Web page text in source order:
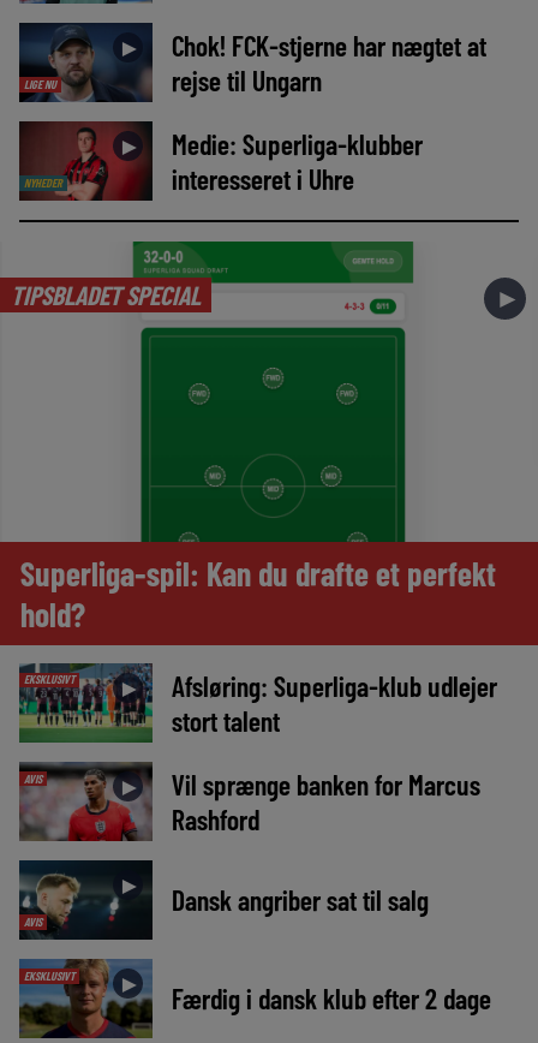
LIGE NU
►
Chok! FCK-stjerne har nægtet at
rejse til Ungarn
NYHEDER
►
Medie: Superliga-klubber
interesseret i Uhre
TIPSBLADET SPECIAL ►
Superliga-spil: Kan du drafte et perfekt
hold?
EKSKLUSIVT ►
Afsløring: Superliga-klub udlejer
stort talent
AVIS ►
Vil sprænge banken for Marcus
Rashford
AVIS
► Dansk angriber sat til salg
EKSKLUSIVT ► Færdig i dansk klub efter 2 dage